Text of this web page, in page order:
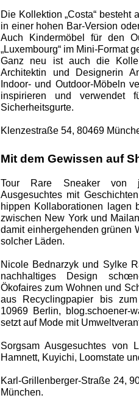
Die Kollektion „Costa“
in einer hohen Bar-Version
Auch Kindermöbel für den
„Luxembourg“ im Mini-Format
Ganz neu ist auch die
Architektin und Designerin
Indoor- und Outdoor-Möbeln
inspirieren und verwendet
Sicherheitsgurte.
Klenzestraße 54, 80469
Mit dem Gewissen auf
Tour Rare Sneaker von
Ausgesuchtes mit
hippen Kollaborationen lagen
zwischen New York und
damit einhergehenden grünen
solcher Läden.
Nicole ­Bednarzyk und Sylke
nachhaltiges Design
Ökofaires zum Wohnen und
aus Recyclingpapier bis
10969 Berlin, blog.schoener-
setzt auf Mode mit
Sorgsam Ausgesuchtes von
Hamnett, Kuyichi, Loomstate
Karl-Grillenberger-Straße 24,
München.